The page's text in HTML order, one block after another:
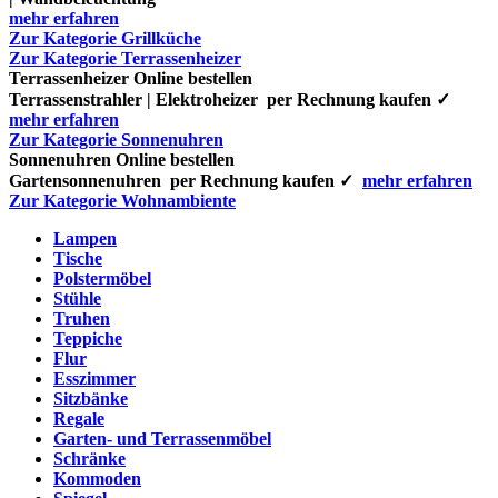
mehr erfahren
Zur Kategorie Grillküche
Zur Kategorie Terrassenheizer
Terrassenheizer Online bestellen
Terrassenstrahler | Elektroheizer per Rechnung kaufen ✓
mehr erfahren
Zur Kategorie Sonnenuhren
Sonnenuhren Online bestellen
Gartensonnenuhren per Rechnung kaufen ✓ mehr erfahren
Zur Kategorie Wohnambiente
Lampen
Tische
Polstermöbel
Stühle
Truhen
Teppiche
Flur
Esszimmer
Sitzbänke
Regale
Garten- und Terrassenmöbel
Schränke
Kommoden